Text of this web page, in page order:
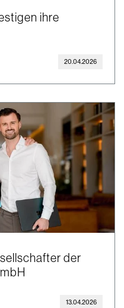
ihre
20.04.2026
der
13.04.2026